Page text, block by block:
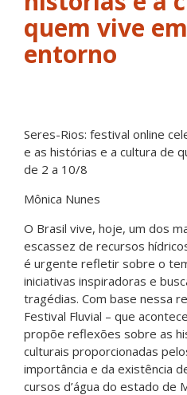
quem vive
entorno
Seres-Rios: festival online
e as histórias e a cultura de
de 2 a 10/8
Mônica Nunes
O Brasil vive, hoje, um dos
escassez de recursos
é urgente refletir sobre o
iniciativas inspiradoras e
tragédias. Com base nessa
Festival Fluvial – que
propõe reflexões sobre as
culturais proporcionadas
importância e da existência
cursos d’água do estado de